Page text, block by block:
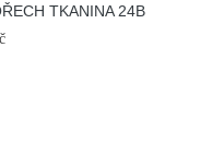
TKANINA 24B